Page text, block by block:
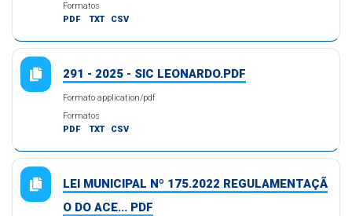
Formatos
PDF
TXT CSV
291 - 2025 - SIC LEONARDO.PDF
Formato application/pdf
Formatos
PDF
TXT CSV
LEI MUNICIPAL Nº 175.2022 REGULAMENTAÇÃ
O DO ACE... PDF